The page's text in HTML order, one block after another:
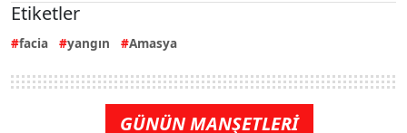
Etiketler
facia yangın Amasya
GÜNÜN MANŞETLERİ